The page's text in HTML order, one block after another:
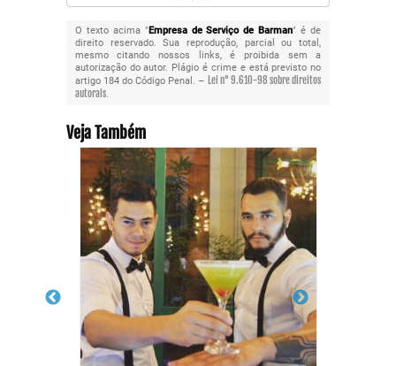
O texto acima "Empresa de Serviço de Barman" é de
direito reservado. Sua reprodução, parcial ou total,
mesmo citando nossos links, é proibida sem a
autorização do autor. Plágio é crime e está previsto no
artigo 184 do Código Penal. – Lei n° 9.610-98 sobre direitos
autorais.
Veja Também